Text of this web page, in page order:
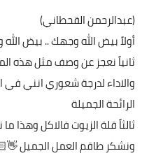
(عبدالرحمن القحطاني)
أولاً بيض الله وجهك .. بيض
ثانياً نعجز عن وصف مثل هذه
والاداء لدرجة شعوري انني
الرائحة الجميلة
ثالثاً قلة الزيوت فالاكل وهذا
ونشكر طاقم العمل الجميل